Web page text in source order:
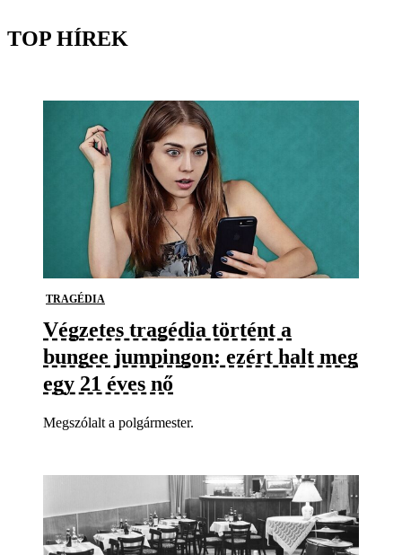
TOP HÍREK
TRAGÉDIA
Végzetes tragédia történt a
bungee jumpingon: ezért halt meg
egy 21 éves nő
Megszólalt a polgármester.